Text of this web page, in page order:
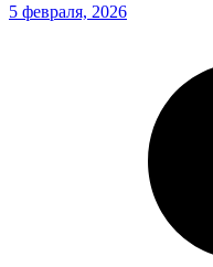
5 февраля, 2026